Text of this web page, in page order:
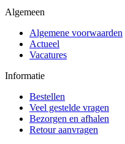
Algemeen
Algemene voorwaarden
Actueel
Vacatures
Informatie
Bestellen
Veel gestelde vragen
Bezorgen en afhalen
Retour aanvragen